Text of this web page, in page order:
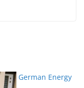
German Energy